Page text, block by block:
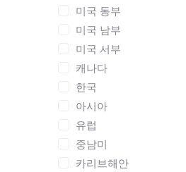
미국 동부
미국 남부
미국 서부
캐나다
한국
아시아
유럽
중남미
카리브해안